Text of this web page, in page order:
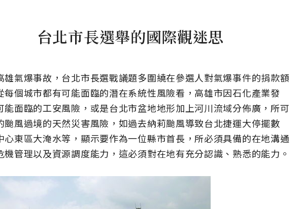
台北市長選舉的國際觀迷思
雄氣爆事故，台北市長選戰議題多圍繞在參選人對氣爆事件的捐款額
每個城市都有可能面臨的潛在系統性風險看，高雄市因石化產業發
能面臨的工安風險，或是台北市盆地地形加上河川流域分佈廣，所可
颱風過境的天然災害風險，如過去納莉颱風導致台北捷運大停擺數
心東區大淹水等，顯示要作為一位縣市首長，所必須具備的在地溝通
機管理以及資源調度能力，這必須對在地有充分認識、熟悉的能力。